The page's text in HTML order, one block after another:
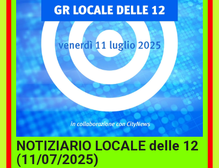
NOTIZIARIO LOCALE delle 12
(11/07/2025)